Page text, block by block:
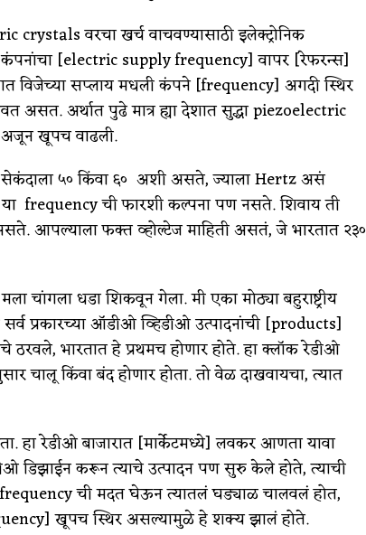
वरचा खर्च वाचवण्यासाठी इलेक्ट्रोनिक
[electric supply frequency] वापर [रेफरन्स]
विजेच्या सप्लाय मधली कंपने [frequency] अगदी स्थिर
असत. अर्थात पुढे मात्र ह्या देशात सुद्धा piezoelectric
खूपच वाढली.
५० किंवा ६० अशी असते, ज्याला Hertz असं
frequency ची फारशी कल्पना पण नसते. शिवाय ती
आपल्याला फक्त व्होल्टेज माहिती असतं, जे भारतात २३०
चांगला धडा शिकवून गेला. मी एका मोठ्या बहुराष्ट्रीय
प्रकारच्या ऑडीओ व्हिडीओ उत्पादनांची [products]
ठरवले, भारतात हे प्रथमच होणार होते. हा क्लॉक रेडीओ
किंवा बंद होणार होता. तो वेळ दाखवायचा, त्यात
हा रेडीओ बाजारात [मार्केटमध्ये] लवकर आणता यावा
करून त्याचे उत्पादन पण सुरु केले होते, त्याची
ची मदत घेऊन त्यातलं घड्याळ चालवलं होत,
खूपच स्थिर असल्यामुळे हे शक्य झालं होते.